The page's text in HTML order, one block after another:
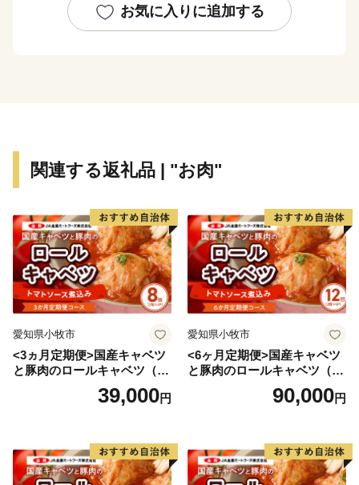
交流があり、環日本海時代の拠点づくりを進めていま
ださい。
～鳥取県での子育てに関する情報～
教育だより「とっとり夢ひろば！」の最新号はこちらか
ら。
https://www.pref.tottori.lg.jp/yumehiroba/
移住応援制度についての情報はこちらから。
https://furusato.tori-info.co.jp/iju/support/system/
お気に入りに追加する
関連する返礼品 | "お肉"
愛知県小牧市
<3ヵ月定期便>国産キャベツ
と豚肉のロールキャベツ（4P
39,000円
愛知県小牧市
<6ヶ月定期便>国産キャベツ
と豚肉のロールキャベツ（6P
90,000円